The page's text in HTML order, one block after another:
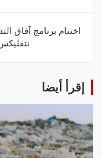
إقرأ أيضا